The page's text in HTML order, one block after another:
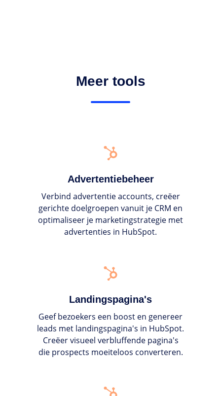
Meer tools
Advertentiebeheer
Verbind advertentie accounts, creëer
gerichte doelgroepen vanuit je CRM en
optimaliseer je marketingstrategie met
advertenties in HubSpot.
Advertentiebeheer
Landingspagina's
Geef bezoekers een boost en genereer
leads met landingspagina's in HubSpot.
Creëer visueel verbluffende pagina's
die prospects moeiteloos converteren.